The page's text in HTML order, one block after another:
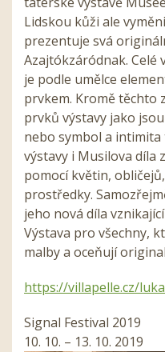
Lidskou kůži ale
prezentuje svá
Azajtókzáródnak. Celé
je podle umělce
prvkem. Kromě těchto
prvků výstavy jako
nebo symbol a
výstavy i Musilova díla
pomocí květin,
prostředky.
jeho nová díla
Výstava pro všechny,
malby a oceňují
https://villapelle.cz/
Signal Festival 2019
10. 10. – 13. 10. 2019